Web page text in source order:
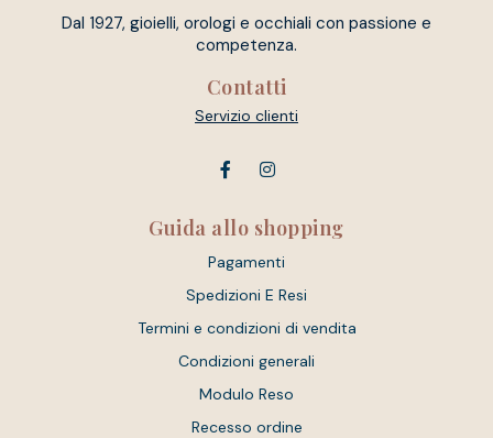
Dal 1927, gioielli, orologi e occhiali con passione e
competenza.
Contatti
Servizio clienti
Guida allo shopping
Pagamenti
Spedizioni E Resi
Termini e condizioni di vendita
Condizioni generali
Modulo Reso
Recesso ordine